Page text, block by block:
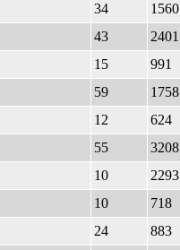
34 1560
43 2401
15 991
59 1758
12 624
55 3208
10 2293
10 718
24 883